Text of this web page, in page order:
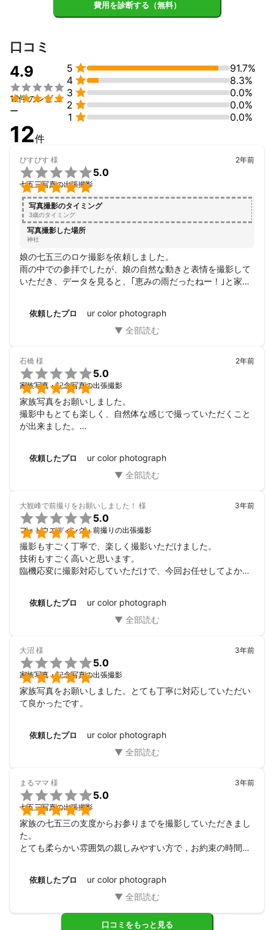
スタジオに勤めていたときは、2021年10月〜2022年5月まで8ヶ
を受賞。
アピールポイント
自然体なお写真が好きな方、ぜひ撮影お任せください。
私自身も写真に写ることが得意ではないので、
写真が苦手な方にもリラックスしてもらえるような空気作りを意
識しており、
これまでも撮影後には楽しかったとお言葉いただいてまいりま
す。
一緒に楽しみながら撮影していきましょう！
費用を診断する（無料）
口コミ
4.9


12件のレビュ
ー
5 
91.7%
4 
8.3%
3 
0.0%
2 
0.0%
1  0.0%
12件
ぴすぴす 様


5.0
七五三写真の出張撮影
2年前
写真撮影のタイミング
3歳のタイミング
写真撮影した場所
神社
娘の七五三のロケ撮影を依頼しました。
雨の中での参拝でしたが、娘の自然な動きと表情を撮影して
いただき、データを見ると、｢恵みの雨だったねー！｣と家族
す。
ありがとうございました。
依頼したプロ ur color photograph
石橋 様


5.0
家族写真・記念写真の出張撮影
2年前
家族写真をお願いしました。
撮影中もとても楽しく、自然体な感じで撮っていただくこと
が出来ました。
この度は素敵な時間をありがとうございました。
依頼したプロ ur color photograph
大観峰で前撮りをお願いしました！ 様


5.0
フォトウエディング・前撮りの出張撮影
3年前
撮影もすごく丁寧で、楽しく撮影いただけました。
技術もすごく高いと思います。
臨機応変に撮影対応していただけで、今回お任せしてよかっ
ありがとうございました！
依頼したプロ ur color photograph
大沼 様


5.0
家族写真・記念写真の出張撮影
3年前
家族写真をお願いしました。とても丁寧に対応していただい
て良かったです。
依頼したプロ ur color photograph
まるママ 様


5.0
七五三写真の出張撮影
3年前
家族の七五三の支度からお参りまでを撮影していただきまし
た。
とても柔らかい雰囲気の親しみやすい方で，お約束の時間よ
ちは，緊張していた子どもたちも，徐々に素の顔や笑顔も出
くさんの写真を撮ってくださいました。どれも，当日の雰囲
依頼したプロ ur color photograph
口コミをもっと見る